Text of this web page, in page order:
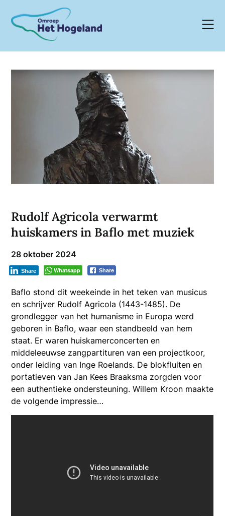
content
Rudolf Agricola verwarmt
huiskamers in Baflo met muziek
28 oktober 2024
Whatsapp Share
Share
Baflo stond dit weekeinde in het teken van musicus
en schrijver Rudolf Agricola (1443-1485). De
grondlegger van het humanisme in Europa werd
geboren in Baflo, waar een standbeeld van hem
staat. Er waren huiskamerconcerten en
middeleeuwse zangpartituren van een projectkoor,
onder leiding van Inge Roelands. De blokfluiten en
portatieven van Jan Kees Braaksma zorgden voor
een authentieke ondersteuning. Willem Kroon maakte
de volgende impressie…